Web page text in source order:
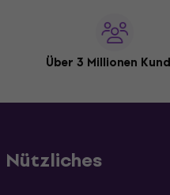
Über 3 Millionen
Nützliches